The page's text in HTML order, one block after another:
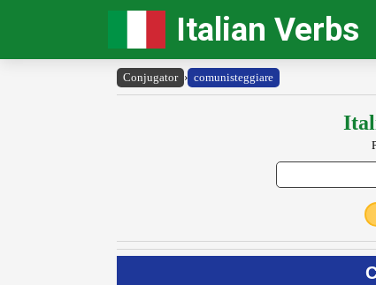
Italian Verbs
Conjugator › comunisteggiare